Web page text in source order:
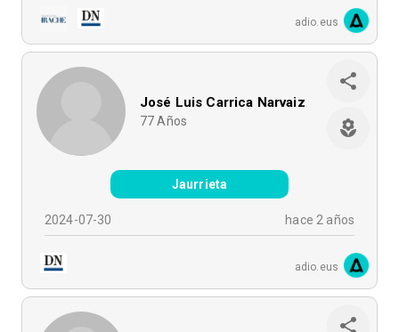
adio.eus
José Luis Carrica Narvaiz
77 Años
Jaurrieta
2024-07-30 hace 2 años
adio.eus